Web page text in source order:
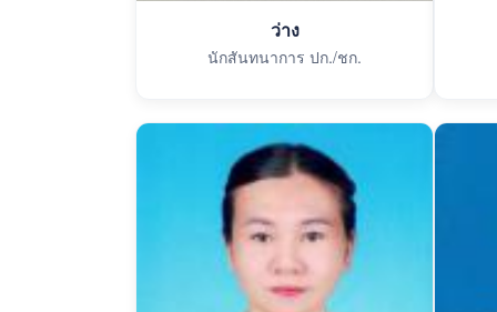
ว่าง
นักสันทนาการ ปก./ชก.